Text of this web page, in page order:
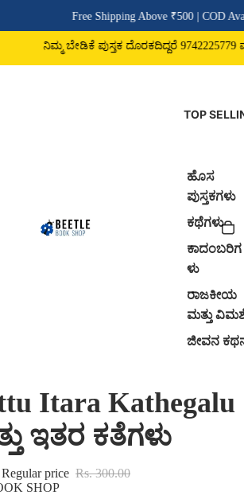
Free Shipping Above ₹500 | COD
ನಿಮ್ಮ ಬೇಡಿಕೆ ಪುಸ್ತಕ ದೊರಕದಿದ್ದರೆ 9742225779
TOP
ಹೊಸ
ಪುಸ್ತಕಗಳು
ಕಥೆಗಳು
ಕಾದಂಬರಿಗ
ಳು
ರಾಜಕೀಯ
ಮತ್ತು
ಜೀವನ
Itara Kathegalu
ಇತರ ಕತೆಗಳು
Regular price Rs. 300.00
SHOP